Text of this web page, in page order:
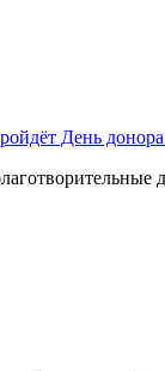
День